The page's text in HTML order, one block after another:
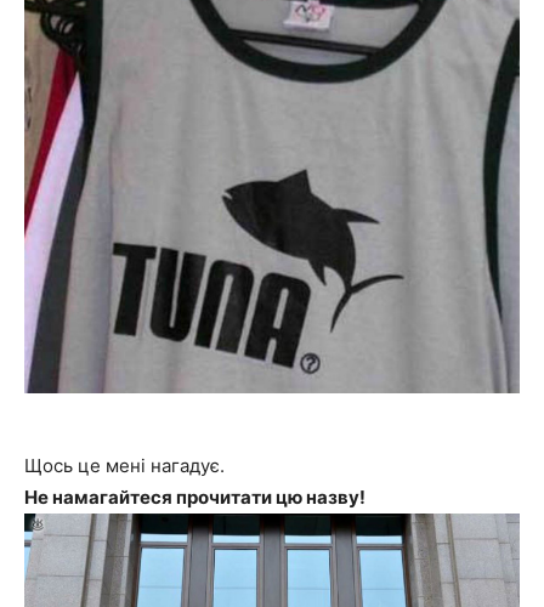
Щось це мені нагадує.
Не намагайтеся прочитати цю назву!